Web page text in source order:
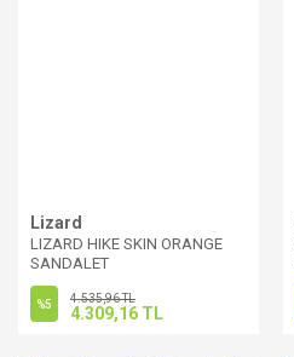
Lizard
LIZARD HIKE SKIN ORANGE
SANDALET
%5 4.535,96 TL
4.309,16 TL